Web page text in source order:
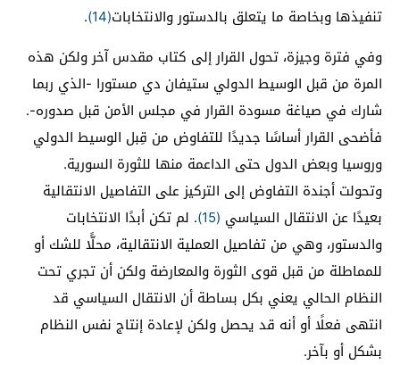
تنفيذها وبخاصة ما يتعلق بالدستور والانتخابات(14)
.
وفي فترة وجيزة، تحول القرار إلى كتاب مقدس آخر ولكن هذه
المرة من قبل الوسيط الدولي ستيفان دي مستورا -الذي ربما
شارك في صياغة مسودة القرار في مجلس الأمن قبل صدوره-.
فأضحى القرار أساسًا جديدًا للتفاوض من قِبل الوسيط الدولي
وروسيا وبعض الدول حتى الداعمة منها للثورة السورية.
وتحولت أجندة التفاوض إلى التركيز على التفاصيل الانتقالية
بعيدًا عن الانتقال السياسي (15)
. لم تكن أبدًا الانتخابات
والدستور، وهي من تفاصيل العملية الانتقالية، محلًّا للشك أو
للمماطلة من قبل قوى الثورة والمعارضة ولكن أن تجري تحت
النظام الحالي يعني بكل بساطة أن الانتقال السياسي قد
انتهى فعلًا أو أنه قد يحصل ولكن لإعادة إنتاج نفس النظام
بشكل أو بآخر.